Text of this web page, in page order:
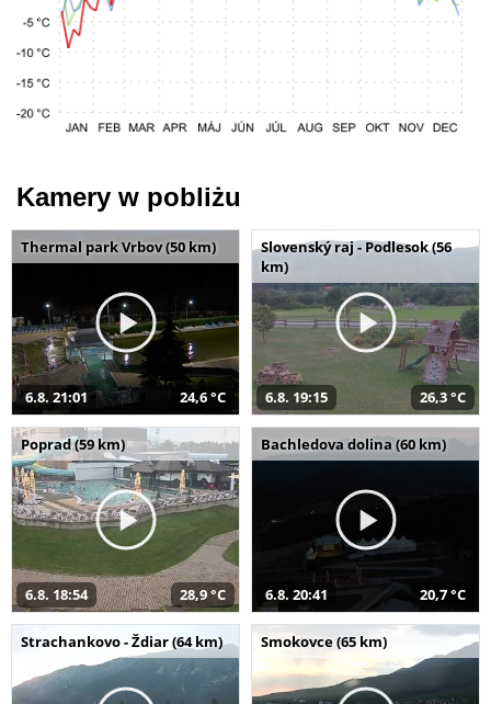
Kamery w pobliżu
Thermal park Vrbov (50 km)
6.8. 21:01 24,6 °C
Slovenský raj - Podlesok (56
km)
6.8. 19:15 26,3 °C
Poprad (59 km)
6.8. 18:54 28,9 °C
Bachledova dolina (60 km)
6.8. 20:41 20,7 °C
Strachankovo - Ždiar (64 km) Smokovce (65 km)